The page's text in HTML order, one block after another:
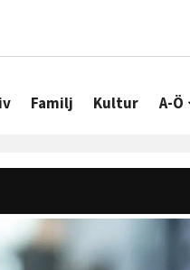
Familj Kultur A-Ö